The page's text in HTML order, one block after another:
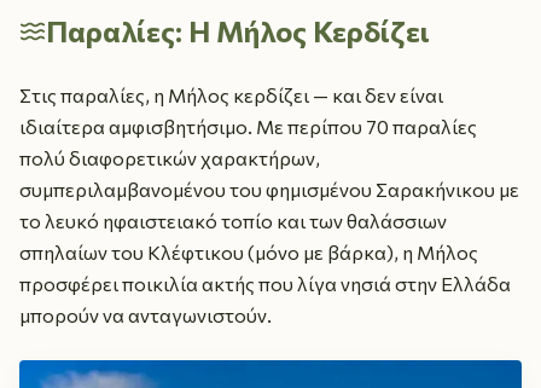
Παραλίες: Η Μήλος Κερδίζει
Στις παραλίες, η Μήλος κερδίζει — και δεν είναι
ιδιαίτερα αμφισβητήσιμο. Με περίπου 70 παραλίες
πολύ διαφορετικών χαρακτήρων,
συμπεριλαμβανομένου του φημισμένου Σαρακήνικου με
το λευκό ηφαιστειακό τοπίο και των θαλάσσιων
σπηλαίων του Κλέφτικου (μόνο με βάρκα), η Μήλος
προσφέρει ποικιλία ακτής που λίγα νησιά στην Ελλάδα
μπορούν να ανταγωνιστούν.